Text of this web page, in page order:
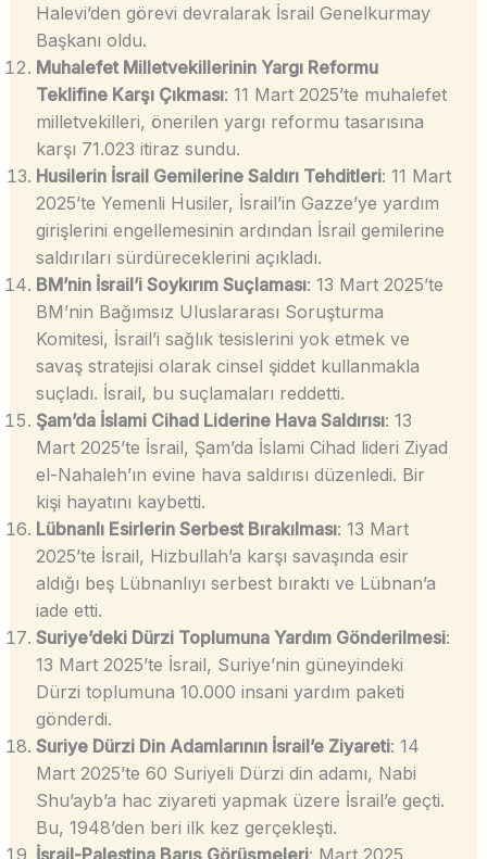
Halevi’den görevi devralarak İsrail Genelkurmay
Başkanı oldu.
Muhalefet Milletvekillerinin Yargı Reformu
Teklifine Karşı Çıkması: 11 Mart 2025’te muhalefet
milletvekilleri, önerilen yargı reformu tasarısına
karşı 71.023 itiraz sundu.
Husilerin İsrail Gemilerine Saldırı Tehditleri: 11 Mart
2025’te Yemenli Husiler, İsrail’in Gazze’ye yardım
girişlerini engellemesinin ardından İsrail gemilerine
saldırıları sürdüreceklerini açıkladı.
BM’nin İsrail’i Soykırım Suçlaması: 13 Mart 2025’te
BM’nin Bağımsız Uluslararası Soruşturma
Komitesi, İsrail’i sağlık tesislerini yok etmek ve
savaş stratejisi olarak cinsel şiddet kullanmakla
suçladı. İsrail, bu suçlamaları reddetti.
Şam’da İslami Cihad Liderine Hava Saldırısı: 13
Mart 2025’te İsrail, Şam’da İslami Cihad lideri Ziyad
el-Nahaleh’ın evine hava saldırısı düzenledi. Bir
kişi hayatını kaybetti.
Lübnanlı Esirlerin Serbest Bırakılması: 13 Mart
2025’te İsrail, Hizbullah’a karşı savaşında esir
aldığı beş Lübnanlıyı serbest bıraktı ve Lübnan’a
iade etti.
Suriye’deki Dürzi Toplumuna Yardım Gönderilmesi:
13 Mart 2025’te İsrail, Suriye’nin güneyindeki
Dürzi toplumuna 10.000 insani yardım paketi
gönderdi.
Suriye Dürzi Din Adamlarının İsrail’e Ziyareti: 14
Mart 2025’te 60 Suriyeli Dürzi din adamı, Nabi
Shu’ayb’a hac ziyareti yapmak üzere İsrail’e geçti.
Bu, 1948’den beri ilk kez gerçekleşti.
İsrail-Palestina Barış Görüşmeleri: Mart 2025